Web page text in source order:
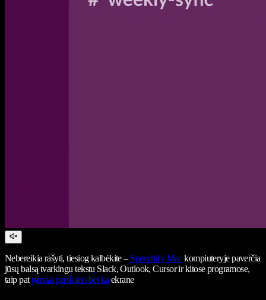
Nebereikia rašyti, tiesiog kalbėkite – Speechify Mackompiuteryje paverčia
jūsų balsą tvarkingu tekstu Slack, Outlook, Cursor ir kitose programose,
taip pat garsiai perskaito bet ką ekrane